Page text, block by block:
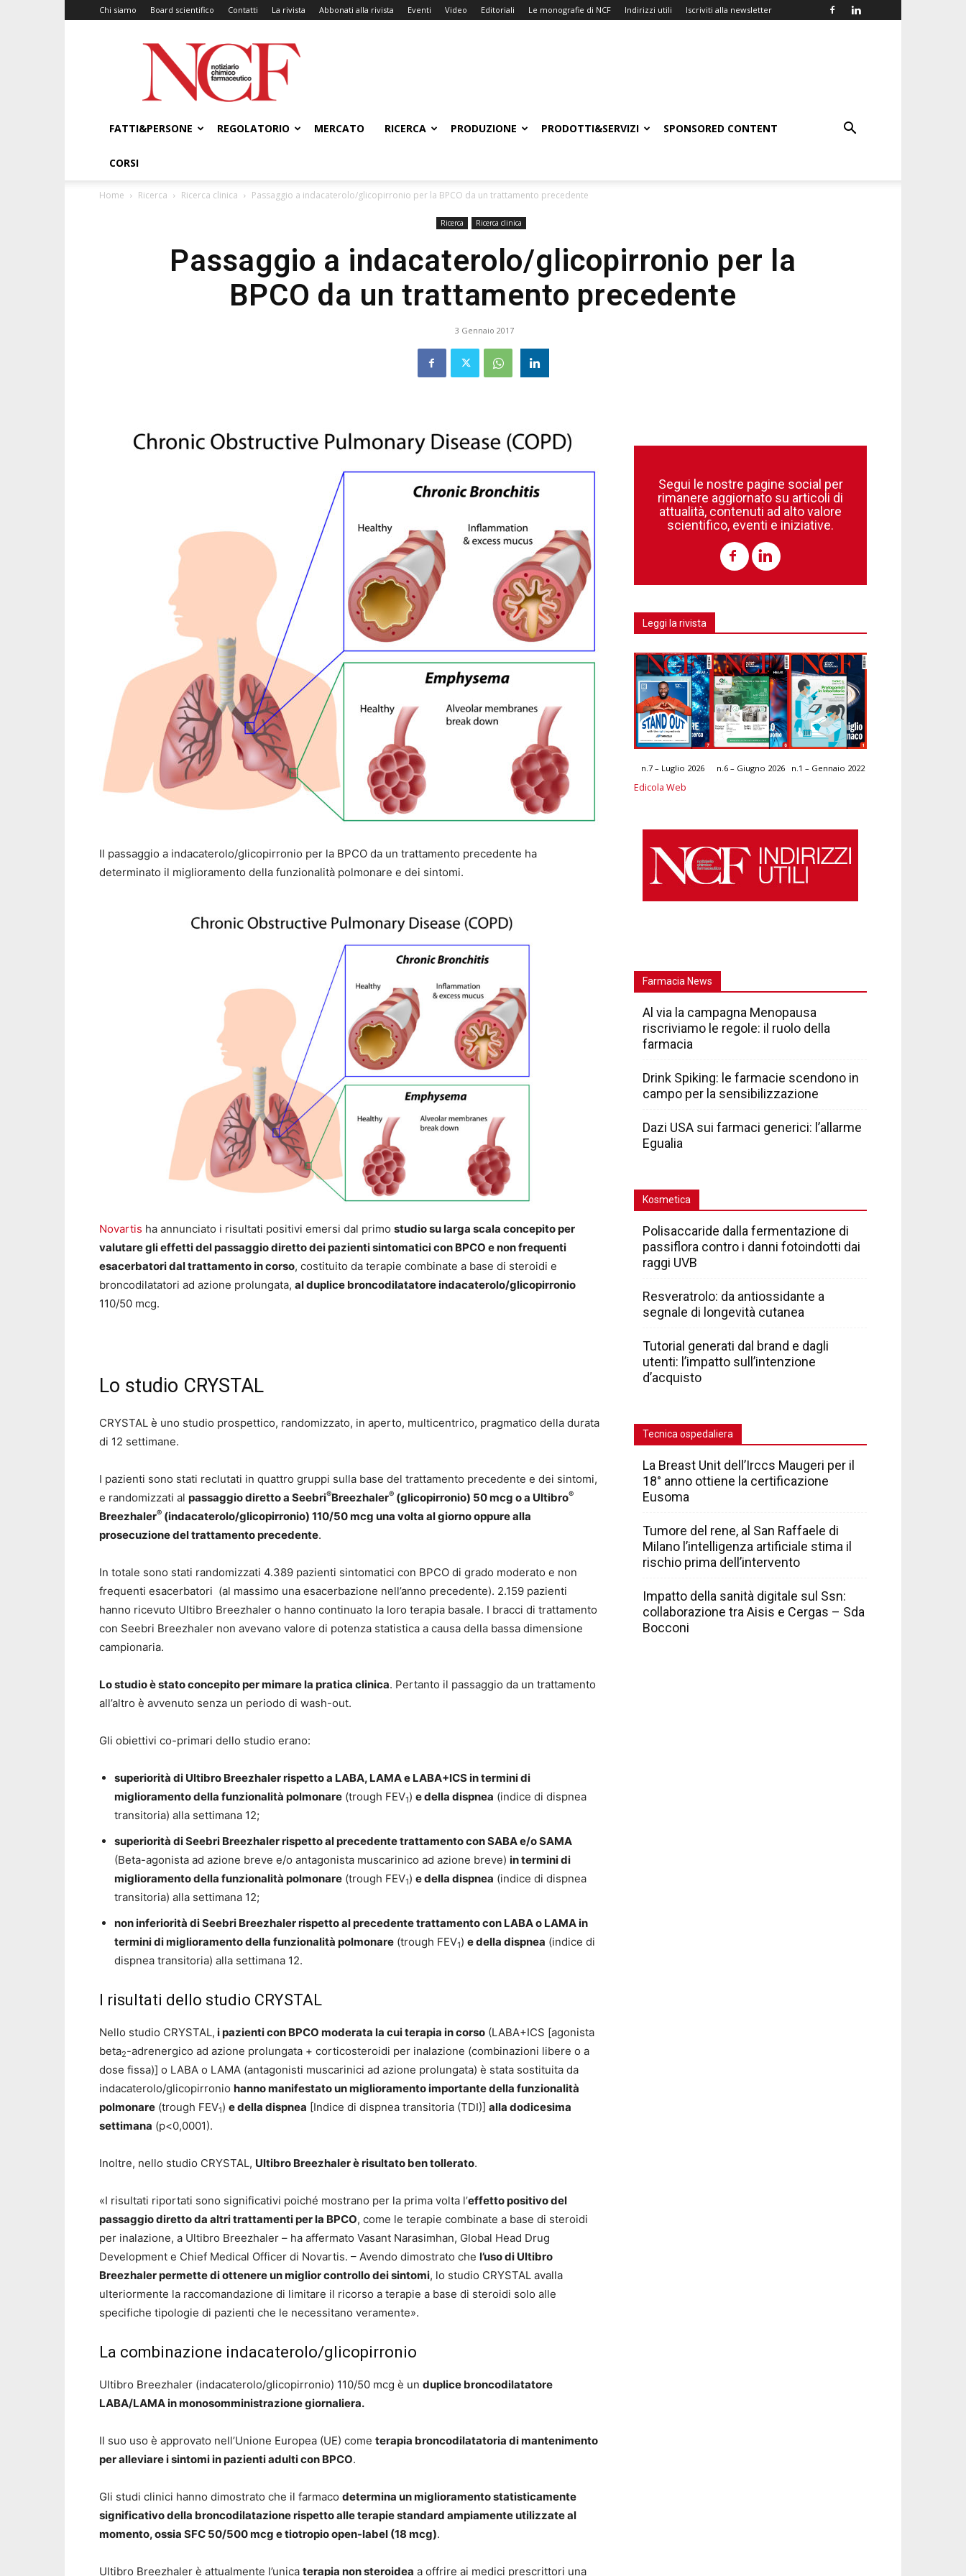
Chi siamo Board scientifico Contatti La rivista Abbonati alla rivista Eventi Video Editoriali Le monografie di NCF Indirizzi utili Iscriviti alla newsletter
NCF
–
Notiziario
Chimico
FATTI&PERSONE
REGOLATORIO MERCATO RICERCA PRODUZIONE PRODOTTI&SERVIZI SPONSORED CONTENT
CORSI
Home Ricerca Ricerca clinica Passaggio a indacaterolo/glicopirronio per la BPCO da un trattamento precedente
Ricerca Ricerca clinica
Passaggio a indacaterolo/glicopirronio per la
BPCO da un trattamento precedente
3 Gennaio 2017
Il passaggio a indacaterolo/glicopirronio per la BPCO da un trattamento precedente ha
determinato il miglioramento della funzionalità polmonare e dei sintomi.
Novartis ha annunciato i risultati positivi emersi dal primo studio su larga scala concepito per
valutare gli effetti del passaggio diretto dei pazienti sintomatici con BPCO e non frequenti
esacerbatori dal trattamento in corso, costituito da terapie combinate a base di steroidi e
broncodilatatori ad azione prolungata, al duplice broncodilatatore indacaterolo/glicopirronio
110/50 mcg.
Lo studio CRYSTAL
CRYSTAL è uno studio prospettico, randomizzato, in aperto, multicentrico, pragmatico della durata
di 12 settimane.
I pazienti sono stati reclutati in quattro gruppi sulla base del trattamento precedente e dei sintomi,
e randomizzati al passaggio diretto a Seebri®Breezhaler® (glicopirronio) 50 mcg o a Ultibro®
Breezhaler® (indacaterolo/glicopirronio) 110/50 mcg una volta al giorno oppure alla
prosecuzione del trattamento precedente.
In totale sono stati randomizzati 4.389 pazienti sintomatici con BPCO di grado moderato e non
frequenti esacerbatori (al massimo una esacerbazione nell’anno precedente). 2.159 pazienti
hanno ricevuto Ultibro Breezhaler o hanno continuato la loro terapia basale. I bracci di trattamento
con Seebri Breezhaler non avevano valore di potenza statistica a causa della bassa dimensione
campionaria.
Lo studio è stato concepito per mimare la pratica clinica. Pertanto il passaggio da un trattamento
all’altro è avvenuto senza un periodo di wash-out.
Gli obiettivi co-primari dello studio erano:
superiorità di Ultibro Breezhaler rispetto a LABA, LAMA e LABA+ICS in termini di
miglioramento della funzionalità polmonare (trough FEV1) e della dispnea (indice di dispnea
transitoria) alla settimana 12;
superiorità di Seebri Breezhaler rispetto al precedente trattamento con SABA e/o SAMA
(Beta-agonista ad azione breve e/o antagonista muscarinico ad azione breve) in termini di
miglioramento della funzionalità polmonare (trough FEV1) e della dispnea (indice di dispnea
transitoria) alla settimana 12;
non inferiorità di Seebri Breezhaler rispetto al precedente trattamento con LABA o LAMA in
termini di miglioramento della funzionalità polmonare (trough FEV1) e della dispnea (indice di
dispnea transitoria) alla settimana 12.
I risultati dello studio CRYSTAL
Nello studio CRYSTAL, i pazienti con BPCO moderata la cui terapia in corso (LABA+ICS [agonista
beta2-adrenergico ad azione prolungata + corticosteroidi per inalazione (combinazioni libere o a
dose fissa)] o LABA o LAMA (antagonisti muscarinici ad azione prolungata) è stata sostituita da
indacaterolo/glicopirronio hanno manifestato un miglioramento importante della funzionalità
polmonare (trough FEV1) e della dispnea [Indice di dispnea transitoria (TDI)] alla dodicesima
settimana (p<0,0001).
Inoltre, nello studio CRYSTAL, Ultibro Breezhaler è risultato ben tollerato.
«I risultati riportati sono significativi poiché mostrano per la prima volta l’effetto positivo del
passaggio diretto da altri trattamenti per la BPCO, come le terapie combinate a base di steroidi
per inalazione, a Ultibro Breezhaler – ha affermato Vasant Narasimhan, Global Head Drug
Development e Chief Medical Officer di Novartis. – Avendo dimostrato che l’uso di Ultibro
Breezhaler permette di ottenere un miglior controllo dei sintomi, lo studio CRYSTAL avalla
ulteriormente la raccomandazione di limitare il ricorso a terapie a base di steroidi solo alle
specifiche tipologie di pazienti che le necessitano veramente».
La combinazione indacaterolo/glicopirronio
Ultibro Breezhaler (indacaterolo/glicopirronio) 110/50 mcg è un duplice broncodilatatore
LABA/LAMA in monosomministrazione giornaliera.
Il suo uso è approvato nell’Unione Europea (UE) come terapia broncodilatatoria di mantenimento
per alleviare i sintomi in pazienti adulti con BPCO.
Gli studi clinici hanno dimostrato che il farmaco determina un miglioramento statisticamente
significativo della broncodilatazione rispetto alle terapie standard ampiamente utilizzate al
momento, ossia SFC 50/500 mcg e tiotropio open-label (18 mcg).
Ultibro Breezhaler è attualmente l’unica terapia non steroidea a offrire ai medici prescrittori una
Segui le nostre pagine social per
rimanere aggiornato su articoli di
attualità, contenuti ad alto valore
scientifico, eventi e iniziative.
Leggi la rivista
n.7 – Luglio 2026 n.6 – Giugno 2026 n.1 – Gennaio 2022
Edicola Web
Farmacia News
Al via la campagna Menopausa
riscriviamo le regole: il ruolo della
farmacia
Drink Spiking: le farmacie scendono in
campo per la sensibilizzazione
Dazi USA sui farmaci generici: l’allarme
Egualia
Kosmetica
Polisaccaride dalla fermentazione di
passiflora contro i danni fotoindotti dai
raggi UVB
Resveratrolo: da antiossidante a
segnale di longevità cutanea
Tutorial generati dal brand e dagli
utenti: l’impatto sull’intenzione
d’acquisto
Tecnica ospedaliera
La Breast Unit dell’Irccs Maugeri per il
18° anno ottiene la certificazione
Eusoma
Tumore del rene, al San Raffaele di
Milano l’intelligenza artificiale stima il
rischio prima dell’intervento
Impatto della sanità digitale sul Ssn:
collaborazione tra Aisis e Cergas – Sda
Bocconi